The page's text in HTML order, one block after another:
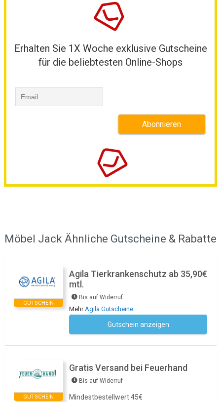
Erhalten Sie 1X Woche exklusive Gutscheine
für die beliebtesten Online-Shops
Möbel Jack Ähnliche Gutscheine & Rabatte
GUTSCHEIN
Agila Tierkrankenschutz ab 35,90€
mtl.
Bis auf Widerruf
MehrAgila Gutscheine
Gutschein anzeigen
GUTSCHEIN
Gratis Versand bei Feuerhand
Bis auf Widerruf
Mindestbestellwert 45€